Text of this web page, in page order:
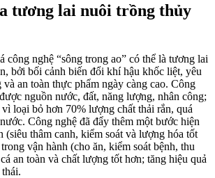
tương lai nuôi trồng thủy
công nghệ “sông trong ao” có thể là tương lai
bởi bối cảnh biến đổi khí hậu khốc liệt, yêu
an toàn thực phẩm ngày càng cao. Công
nguồn nước, đất, năng lượng, nhân công;
loại bỏ hơn 70% lượng chất thải rắn, quá
Công nghệ đã đẩy thêm một bước hiện
(siêu thâm canh, kiểm soát và lượng hóa tốt
vận hành (cho ăn, kiểm soát bệnh, thu
an toàn và chất lượng tốt hơn; tăng hiệu quả